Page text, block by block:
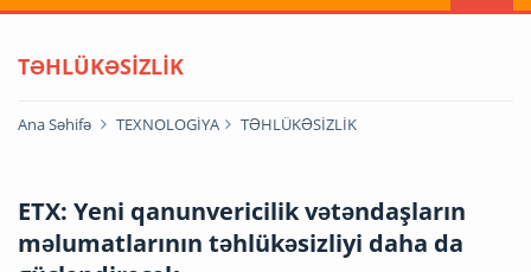
TƏHLÜKƏSİZLİK
Ana Səhifə TEXNOLOGİYA TƏHLÜKƏSİZLİK
ETX: Yeni qanunvericilik vətəndaşların
məlumatlarının təhlükəsizliyi daha da